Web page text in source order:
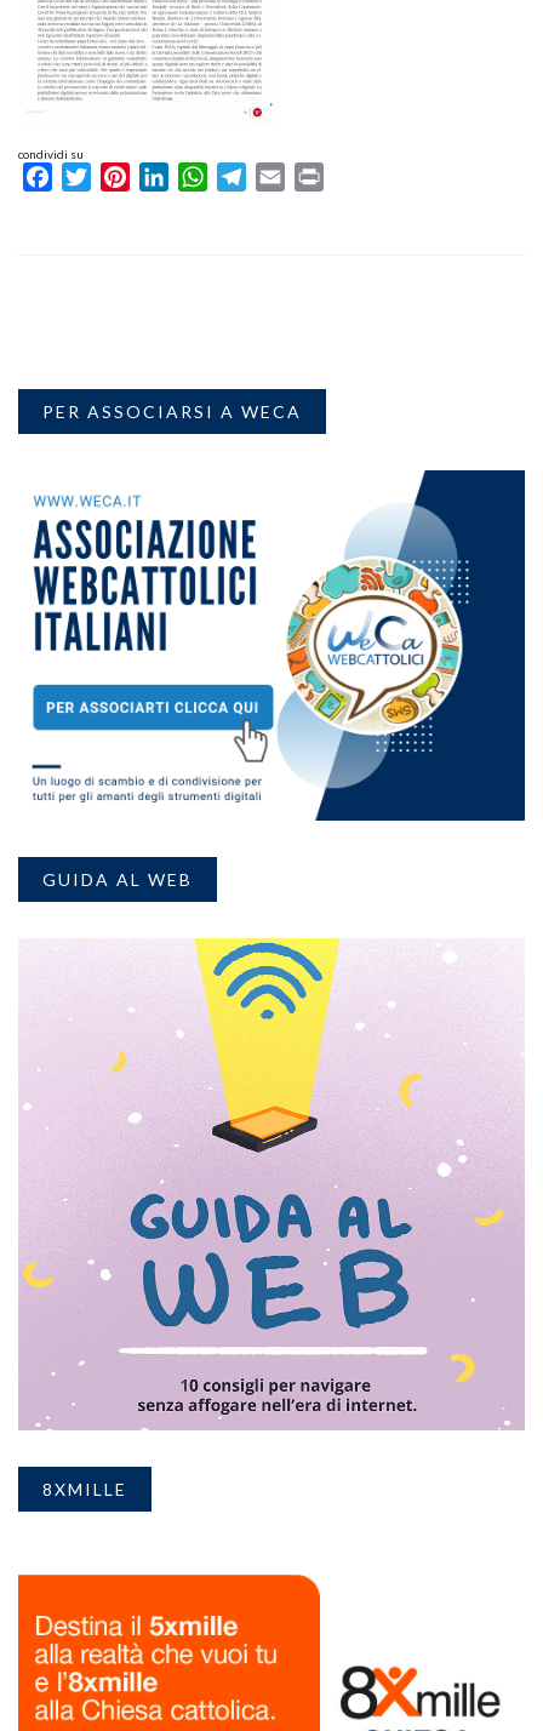
condividi su
FacebookTwitterPinterestLinkedInWhatsAppTelegram
Email
PER ASSOCIARSI A WECA
GUIDA AL WEB
8XMILLE